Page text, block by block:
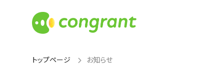
トップページ お知らせ